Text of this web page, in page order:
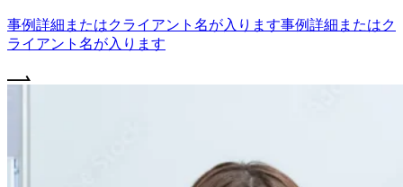
事例詳細またはクライアント名が入ります事例詳細またはク
ライアント名が入ります